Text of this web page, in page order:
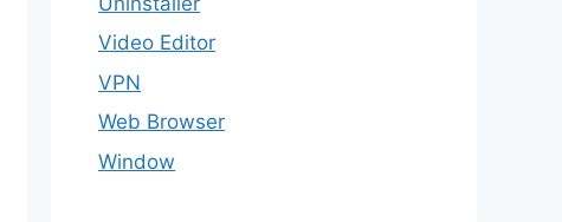
Video Editor
VPN
Web Browser
Window